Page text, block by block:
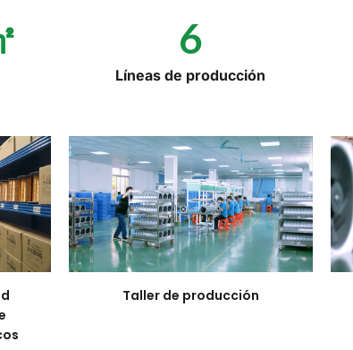
6
Líneas de producción
Taller de producción